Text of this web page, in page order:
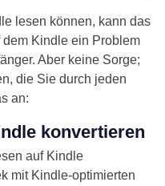
lesen können, kann das
Kindle ein Problem
Aber keine Sorge;
die Sie durch jeden
an:
konvertieren
auf Kindle
mit Kindle-optimierten